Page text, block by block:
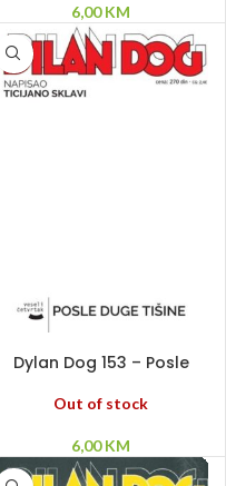
6,00KM
Dylan Dog 153 – Posle
duge tišine
Out of stock
6,00KM